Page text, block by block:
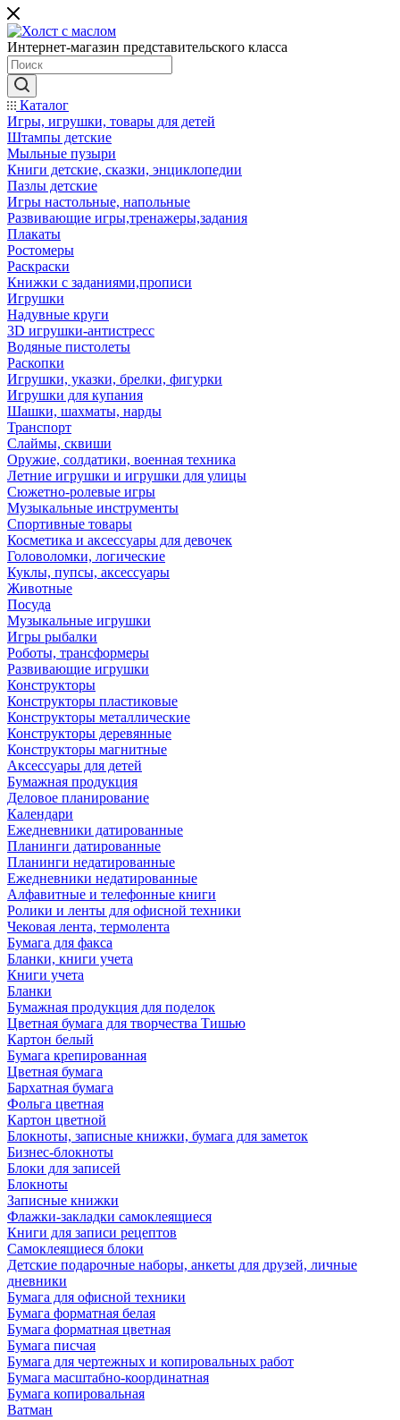
Интернет-магазин представительского класса
Каталог
Игры, игрушки, товары для детей
Штампы детские
Мыльные пузыри
Книги детские, сказки, энциклопедии
Пазлы детские
Игры настольные, напольные
Развивающие игры,тренажеры,задания
Плакаты
Ростомеры
Раскраски
Книжки с заданиями,прописи
Игрушки
Надувные круги
3D игрушки-антистресс
Водяные пистолеты
Раскопки
Игрушки, указки, брелки, фигурки
Игрушки для купания
Шашки, шахматы, нарды
Транспорт
Слаймы, сквиши
Оружие, солдатики, военная техника
Летние игрушки и игрушки для улицы
Сюжетно-ролевые игры
Музыкальные инструменты
Спортивные товары
Косметика и аксессуары для девочек
Головоломки, логические
Куклы, пупсы, аксессуары
Животные
Посуда
Музыкальные игрушки
Игры рыбалки
Роботы, трансформеры
Развивающие игрушки
Конструкторы
Конструкторы пластиковые
Конструкторы металлические
Конструкторы деревянные
Конструкторы магнитные
Аксессуары для детей
Бумажная продукция
Деловое планирование
Календари
Ежедневники датированные
Планинги датированные
Планинги недатированные
Ежедневники недатированные
Алфавитные и телефонные книги
Ролики и ленты для офисной техники
Чековая лента, термолента
Бумага для факса
Бланки, книги учета
Книги учета
Бланки
Бумажная продукция для поделок
Цветная бумага для творчества Тишью
Картон белый
Бумага крепированная
Цветная бумага
Бархатная бумага
Фольга цветная
Картон цветной
Блокноты, записные книжки, бумага для заметок
Бизнес-блокноты
Блоки для записей
Блокноты
Записные книжки
Флажки-закладки самоклеящиеся
Книги для записи рецептов
Самоклеящиеся блоки
Детские подарочные наборы, анкеты для друзей, личные
дневники
Бумага для офисной техники
Бумага форматная белая
Бумага форматная цветная
Бумага писчая
Бумага для чертежных и копировальных работ
Бумага масштабно-координатная
Бумага копировальная
Ватман